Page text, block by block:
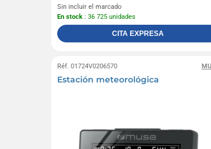
Sin incluir el marcado
En stock : 36 725 unidades
CITA EXPRESA
Réf. 01724V0206570
Estación meteorológica